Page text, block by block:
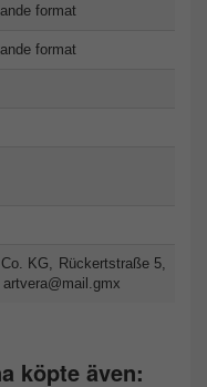
format
format
KG, Rückertstraße 5,
artvera@mail.gmx
köpte även: